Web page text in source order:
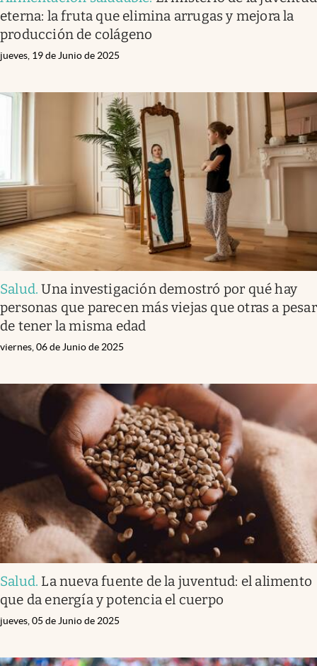
eterna: la fruta que elimina arrugas y mejora la
producción de colágeno
jueves, 19 de Junio de 2025
Salud.Una investigación demostró por qué hay
personas que parecen más viejas que otras a pesar
de tener la misma edad
viernes, 06 de Junio de 2025
Salud. La nueva fuente de la juventud: el alimento
que da energía y potencia el cuerpo
jueves, 05 de Junio de 2025